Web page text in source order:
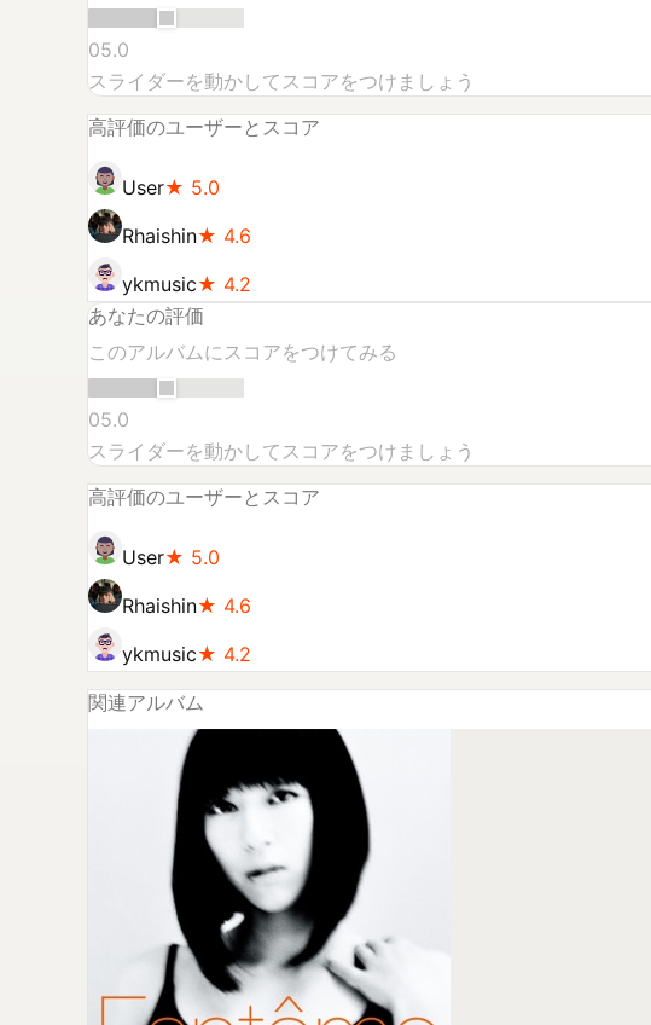
05.0
スライダーを動かしてスコアをつけましょう
高評価のユーザーとスコア
User★ 5.0
Rhaishin★ 4.6
ykmusic★ 4.2
あなたの評価
このアルバムにスコアをつけてみる
05.0
スライダーを動かしてスコアをつけましょう
高評価のユーザーとスコア
User★ 5.0
Rhaishin★ 4.6
ykmusic★ 4.2
関連アルバム